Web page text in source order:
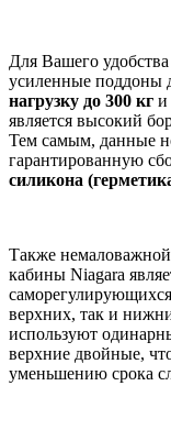
Для Вашего
усиленные поддоны
нагрузку до 300 кг и
является высокий
Тем самым, данные
гарантированную
силикона
Также
кабины Niagara
верхних, так и
используют
верхние двойные,
уменьшению срока